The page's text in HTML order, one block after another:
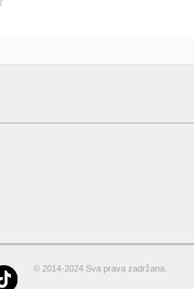
© 2014-2024 Sva prava zadržana.